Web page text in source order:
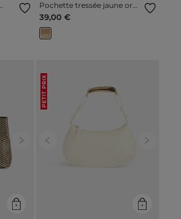
Pochette tressée jaune or
femme
39,00 €
Next
PETIT PRIX
Previous Next